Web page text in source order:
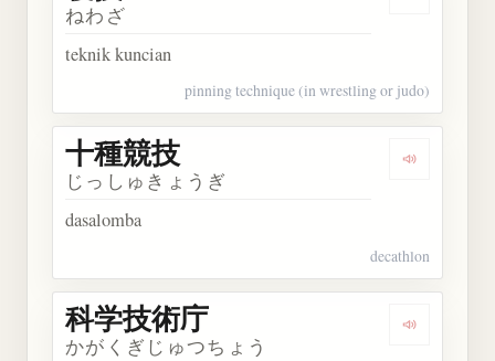
ねわざ
teknik kuncian
pinning technique (in wrestling or judo)
Dengarkan
十種競技
じっしゅきょうぎ
dasalomba
decathlon
Dengarkan
科学技術庁
かがくぎじゅつちょう